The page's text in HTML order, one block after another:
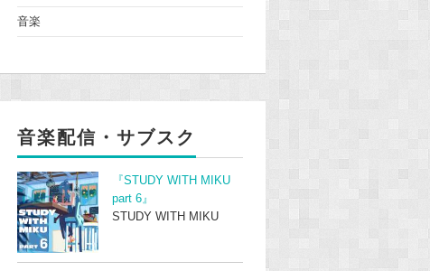
音楽
音楽配信・サブスク
『STUDY WITH MIKU
part 6』
STUDY WITH MIKU